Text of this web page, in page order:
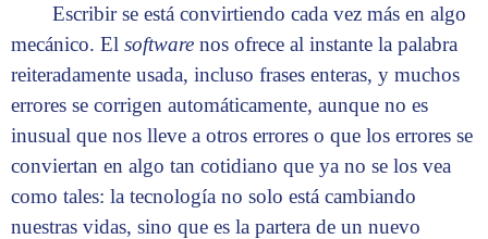
Escribir se está convirtiendo cada vez más en algo
mecánico. El software nos ofrece al instante la palabra
reiteradamente usada, incluso frases enteras, y muchos
errores se corrigen automáticamente, aunque no es
inusual que nos lleve a otros errores o que los errores se
conviertan en algo tan cotidiano que ya no se los vea
como tales: la tecnología no solo está cambiando
nuestras vidas, sino que es la partera de un nuevo